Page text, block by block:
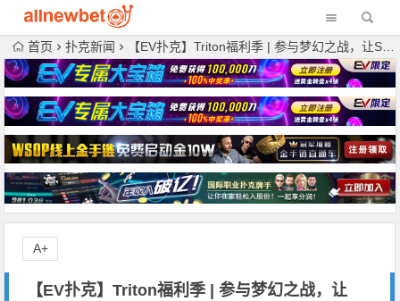
首页 扑克新闻 【EV扑克】Triton福利季 | 参与梦幻之战，让SHRS之旅更加精彩刺激！
【EV扑克】Triton福利季 | 参与梦幻之战，让
A+